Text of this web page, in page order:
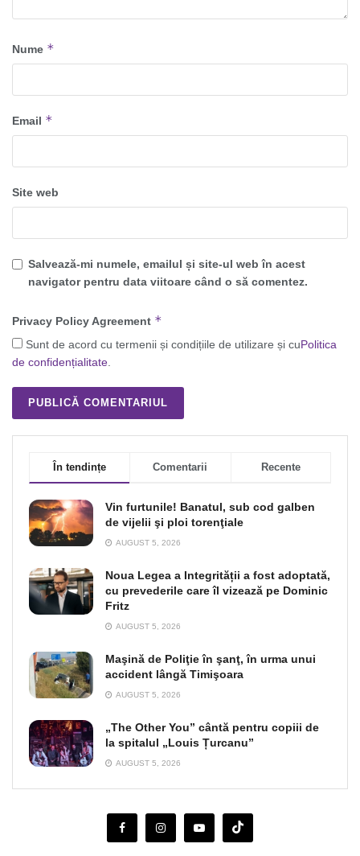
Nume *
Email *
Site web
Salvează-mi numele, emailul și site-ul web în acest
navigator pentru data viitoare când o să comentez.
Privacy Policy Agreement *
Sunt de acord cu termenii și condițiile de utilizare și cuPolitica
de confidențialitate.
În tendințe Comentarii Recente
Vin furtunile! Banatul, sub cod galben
de vijelii şi ploi torenţiale
AUGUST 5, 2026
Noua Legea a Integrității a fost adoptată,
cu prevederile care îl vizează pe Dominic
Fritz
AUGUST 5, 2026
Maşină de Poliţie în şanţ, în urma unui
accident lângă Timişoara
AUGUST 5, 2026
„The Other You” cântă pentru copiii de
la spitalul „Louis Țurcanu”
AUGUST 5, 2026